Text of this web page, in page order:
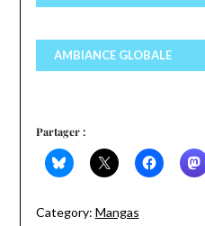
AMBIANCE GLOBALE
Partager :
Category: Mangas